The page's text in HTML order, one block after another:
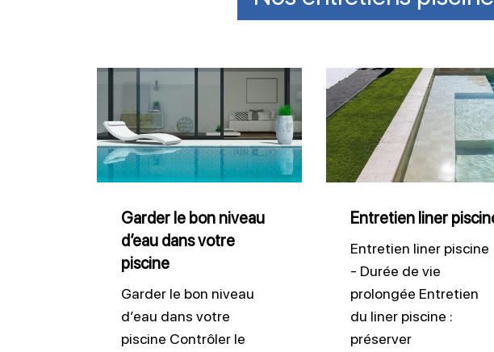
Garder
bon
niveau
d’eau
dans
votre
piscine
Garder le bon niveau
d’eau dans votre
piscine
Garder le bon niveau
d’eau dans votre
piscine Contrôler le
Entretien
liner
piscine
Entretien liner
Entretien liner piscine
- Durée de vie
prolongée Entretien
du liner piscine :
préserver